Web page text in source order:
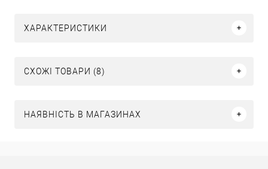
ХАРАКТЕРИСТИКИ
СХОЖІ ТОВАРИ (8)
НАЯВНІСТЬ В МАГАЗИНАХ